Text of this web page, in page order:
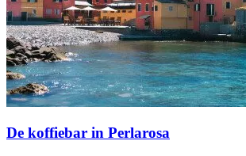
De koffiebar in Perlarosa